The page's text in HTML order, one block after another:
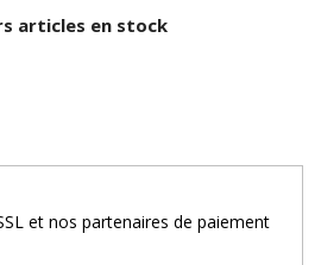
articles en stock
et nos partenaires de paiement